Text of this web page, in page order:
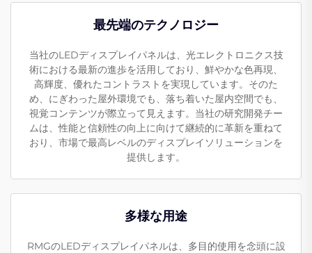
最先端のテクノロジー
当社のLEDディスプレイパネルは、光エレクトロニクス技
術における最新の進歩を活用しており、鮮やかな色再現、
高輝度、優れたコントラストを実現しています。そのた
め、にぎわった屋外環境でも、落ち着いた屋内空間でも、
視覚コンテンツが際立って見えます。当社の研究開発チー
ムは、性能と信頼性の向上に向けて継続的に革新を重ねて
おり、市場で最高レベルのディスプレイソリューションを
提供します。
多様な用途
RMGのLEDディスプレイパネルは、多目的使用を念頭に設